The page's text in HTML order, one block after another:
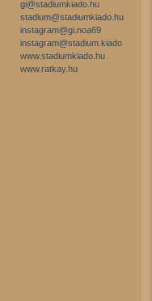
gi@stadiumkiado.hu
stadium@stadiumkiado.hu
instagram@gi.noa69
instagram@stadium.kiado
www.stadiumkiado.hu
www.ratkay.hu